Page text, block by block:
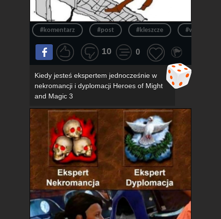
#komentarz #post #kleszcze #wpis
10 0
Kiedy jesteś ekspertem jednocześnie w
nekromancji i dyplomacji Heroes of Might
and Magic 3